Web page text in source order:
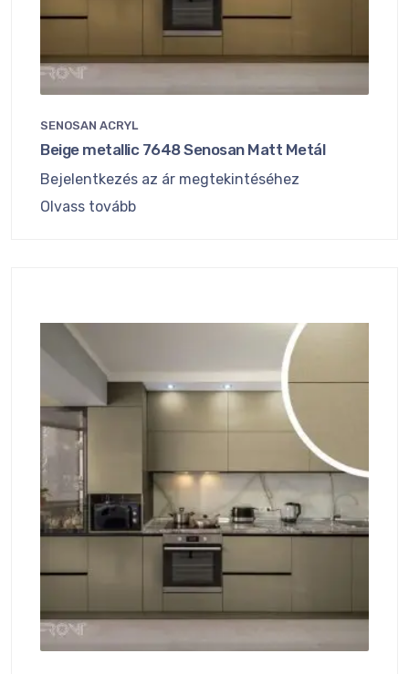
SENOSAN ACRYL
Beige metallic 7648 Senosan Matt Metál
Bejelentkezés az ár megtekintéséhez
Olvass tovább